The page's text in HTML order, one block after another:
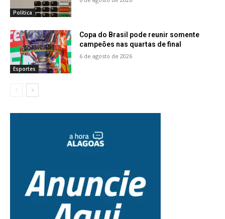
Política
Esportes
Copa do Brasil pode reunir somente
campeões nas quartas de final
6 de agosto de 2026